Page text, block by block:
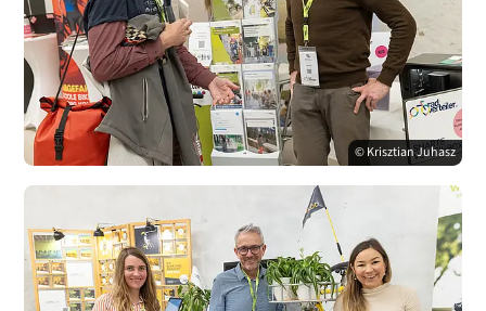
© Krisztian Juhasz